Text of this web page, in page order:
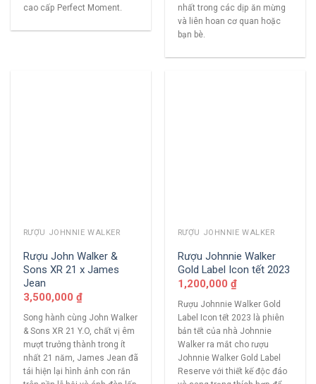
cao cấp Perfect Moment.
nhất trong các dịp ăn mừng
và liên hoan cơ quan hoặc
bạn bè.
RƯỢU JOHNNIE WALKER
Rượu John Walker &
Sons XR 21 x James
Jean
3,500,000 ₫
Song hành cùng John Walker
& Sons XR 21 Y.O, chất vị êm
mượt trưởng thành trong ít
nhất 21 năm, James Jean đã
tái hiện lại hình ảnh con rắn
RƯỢU JOHNNIE WALKER
Rượu Johnnie Walker
Gold Label Icon tết 2023
1,200,000 ₫
Rượu Johnnie Walker Gold
Label Icon tết 2023 là phiên
bản tết của nhà Johnnie
Walker ra mắt cho rượu
Johnnie Walker Gold Label
Reserve với thiết kế độc đáo